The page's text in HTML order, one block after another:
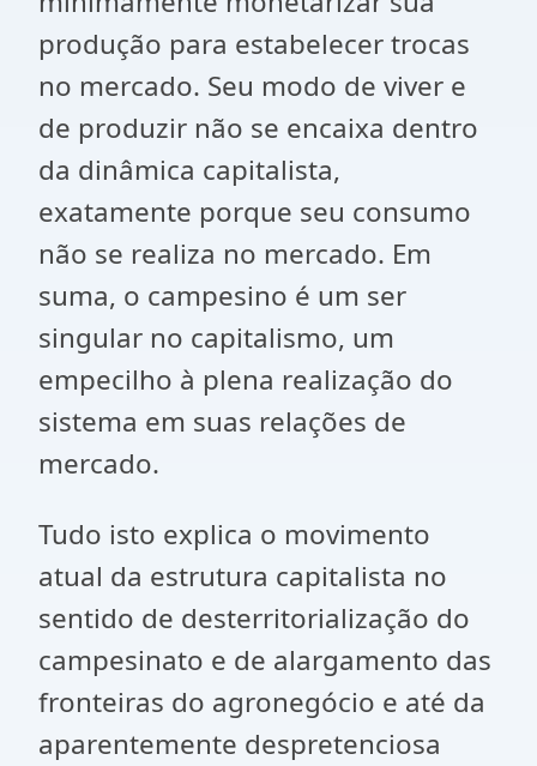
produção para estabelecer trocas
no mercado. Seu modo de viver e
de produzir não se encaixa dentro
da dinâmica capitalista,
exatamente porque seu consumo
não se realiza no mercado. Em
suma, o campesino é um ser
singular no capitalismo, um
empecilho à plena realização do
sistema em suas relações de
mercado.
Tudo isto explica o movimento
atual da estrutura capitalista no
sentido de desterritorialização do
campesinato e de alargamento das
fronteiras do agronegócio e até da
aparentemente despretenciosa